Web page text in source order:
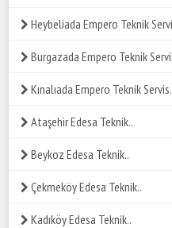
Heybeliada Empero Teknik
Burgazada Empero Teknik
Kınalıada Empero Teknik
Ataşehir Edesa Teknik..
Beykoz Edesa Teknik..
Çekmeköy Edesa Teknik..
Kadıköy Edesa Teknik..